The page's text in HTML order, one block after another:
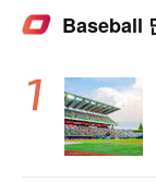
Baseball